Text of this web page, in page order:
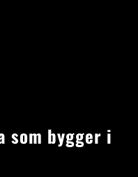
som bygger i